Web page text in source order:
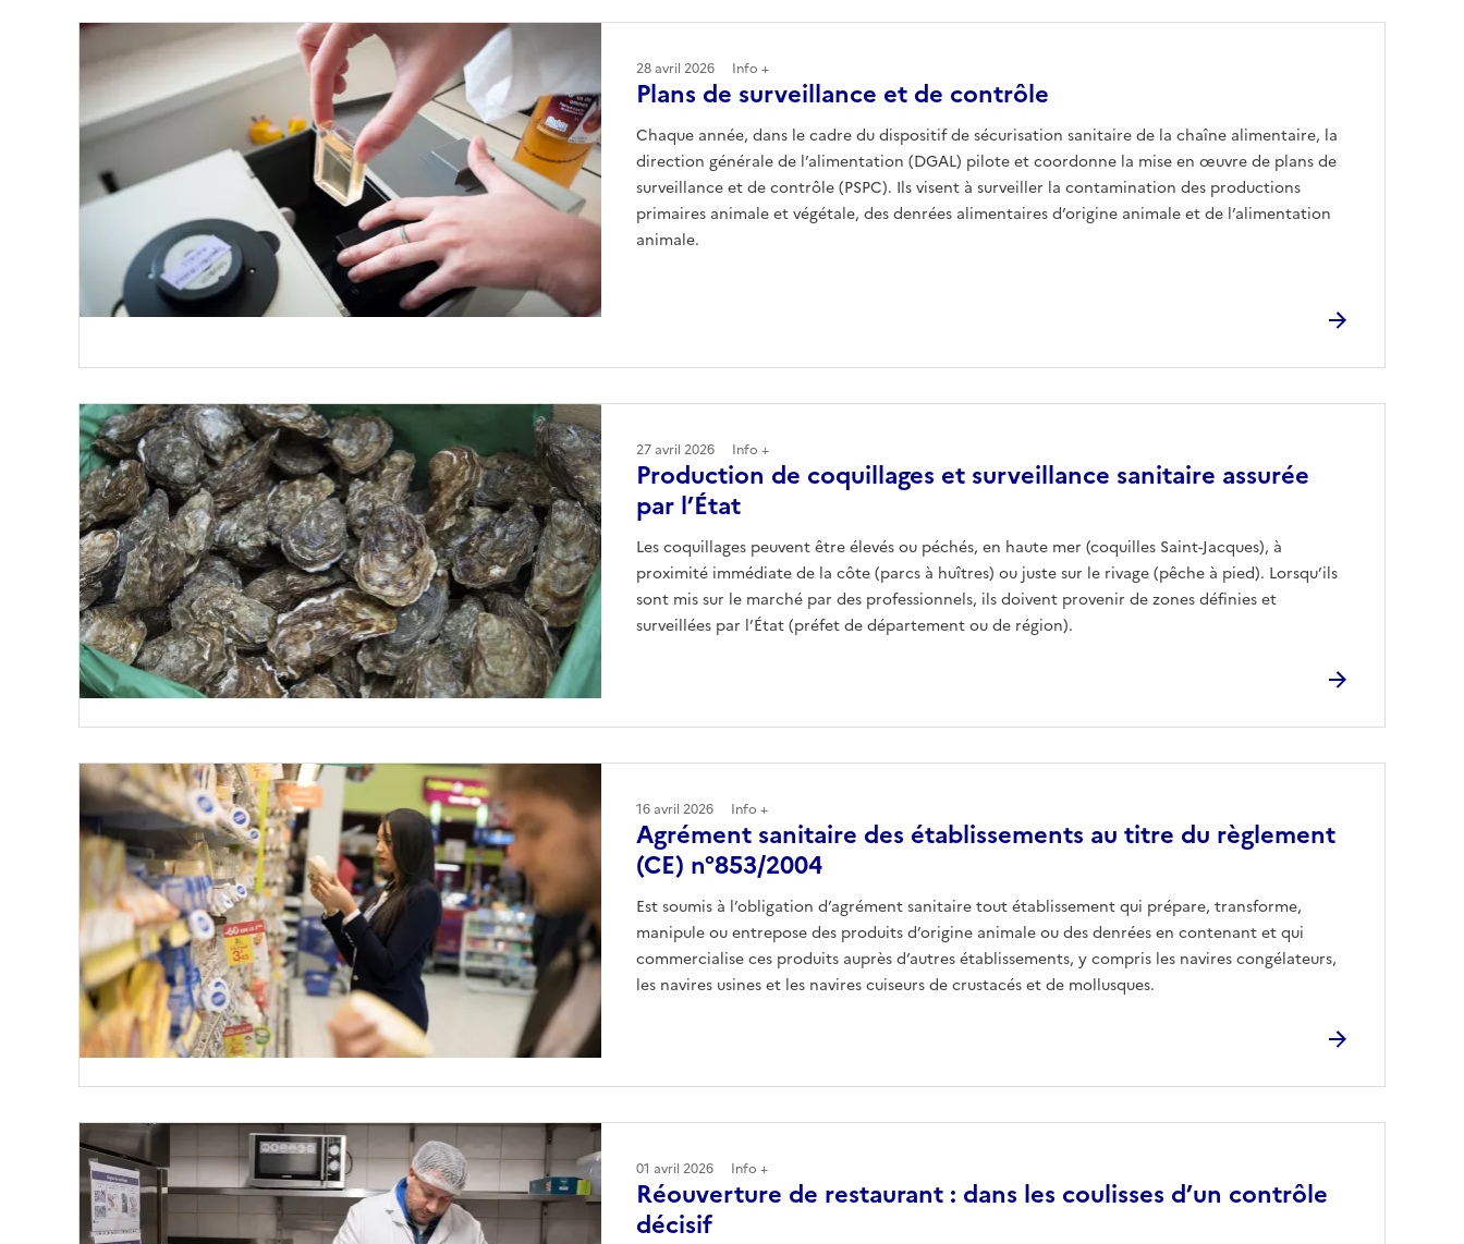
Plans de surveillance et de contrôle
Chaque année, dans le cadre du dispositif de sécurisation sanitaire de la chaîne alimentaire, la
direction générale de l’alimentation (DGAL) pilote et coordonne la mise en œuvre de plans de
surveillance et de contrôle (PSPC). Ils visent à surveiller la contamination des productions
primaires animale et végétale, des denrées alimentaires d’origine animale et de l’alimentation
animale.
28 avril 2026 Info +
Production de coquillages et surveillance sanitaire assurée
par l’État
Les coquillages peuvent être élevés ou péchés, en haute mer (coquilles Saint-Jacques), à
proximité immédiate de la côte (parcs à huîtres) ou juste sur le rivage (pêche à pied). Lorsqu’ils
sont mis sur le marché par des professionnels, ils doivent provenir de zones définies et
surveillées par l’État (préfet de département ou de région).
27 avril 2026 Info +
Agrément sanitaire des établissements au titre du règlement
(CE) n°853/2004
Est soumis à l’obligation d’agrément sanitaire tout établissement qui prépare, transforme,
manipule ou entrepose des produits d’origine animale ou des denrées en contenant et qui
commercialise ces produits auprès d’autres établissements, y compris les navires congélateurs,
les navires usines et les navires cuiseurs de crustacés et de mollusques.
16 avril 2026 Info +
Réouverture de restaurant : dans les coulisses d’un contrôle
décisif
01 avril 2026 Info +